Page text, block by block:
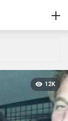
12K